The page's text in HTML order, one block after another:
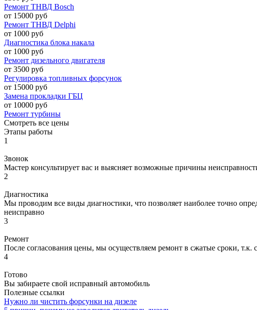
Ремонт ТНВД Bosch
от 15000 руб
Ремонт ТНВД Delphi
от 1000 руб
Диагностика блока накала
от 1000 руб
Ремонт дизельного двигателя
от 3500 руб
Регулировка топливных форсунок
от 15000 руб
Замена прокладки ГБЦ
от 10000 руб
Ремонт турбины
Смотреть все цены
Этапы работы
1
Звонок
Мастер консультирует вас и выясняет возможные причины
2
Диагностика
Мы проводим все виды диагностики, что позволяет наиболее точно
неисправно
3
Ремонт
После согласования цены, мы осуществляем ремонт в сжатые сроки,
4
Готово
Вы забираете свой исправный автомобиль
Полезные ссылки
Нужно ли чистить форсунки на дизеле